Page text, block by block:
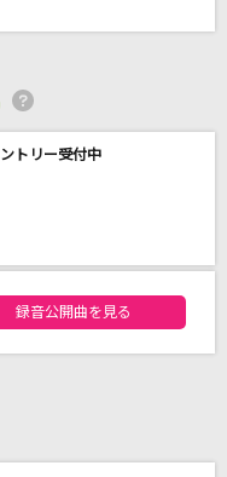
トリー受付中
ーランキング
録音公開曲を見る